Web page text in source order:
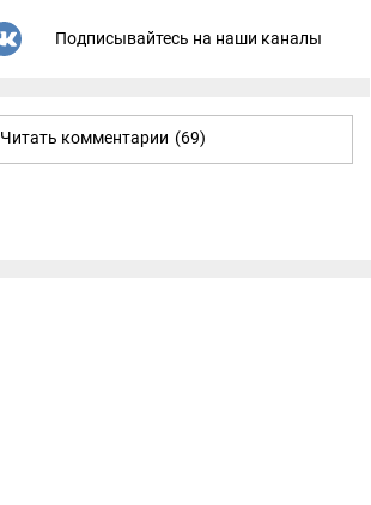
Подписывайтесь на наши каналы
Читать комментарии (69)